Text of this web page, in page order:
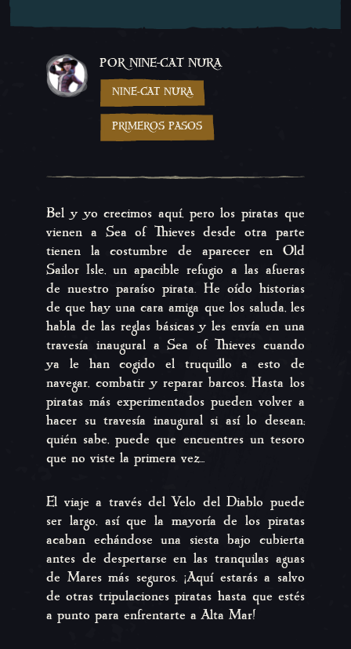
POR NINE-CAT NURA
NINE-CAT NURA
PRIMEROS PASOS
Bel y yo crecimos aquí, pero los piratas que
vienen a Sea of Thieves desde otra parte
tienen la costumbre de aparecer en Old
Sailor Isle, un apacible refugio a las afueras
de nuestro paraíso pirata. He oído historias
de que hay una cara amiga que los saluda, les
habla de las reglas básicas y les envía en una
travesía inaugural a Sea of Thieves cuando
ya le han cogido el truquillo a esto de
navegar, combatir y reparar barcos. Hasta los
piratas más experimentados pueden volver a
hacer su travesía inaugural si así lo desean;
quién sabe, puede que encuentres un tesoro
que no viste la primera vez...
El viaje a través del Velo del Diablo puede
ser largo, así que la mayoría de los piratas
acaban echándose una siesta bajo cubierta
antes de despertarse en las tranquilas aguas
de Mares más seguros. ¡Aquí estarás a salvo
de otras tripulaciones piratas hasta que estés
a punto para enfrentarte a Alta Mar!